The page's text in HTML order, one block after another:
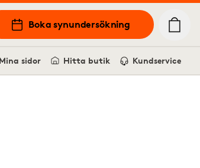
Boka synundersökning
Mina sidor Hitta butik Kundservice